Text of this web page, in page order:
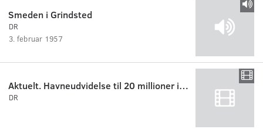
Smeden i Grindsted
DR
3. februar 1957
Aktuelt. Havneudvidelse til 20 millioner i Esbjerg.
DR